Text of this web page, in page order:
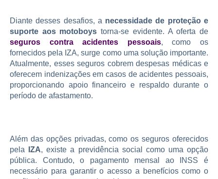
Diante desses desafios, a necessidade de proteção e
suporte aos motoboystorna-se evidente. A oferta de
seguros contra acidentes pessoais, como os
fornecidos pela IZA, surge como uma solução importante.
Atualmente, esses seguros cobrem despesas médicas e
oferecem indenizações em casos de acidentes pessoais,
proporcionando apoio financeiro e respaldo durante o
período de afastamento.
Além das opções privadas, como os seguros oferecidos
pela
IZA, existe a previdência social como uma opção
pública. Contudo, o pagamento mensal ao INSS é
necessário para garantir o acesso a benefícios como o